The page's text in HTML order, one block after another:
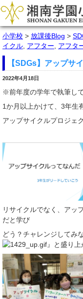
小学校 > 放課後Blog >
イクル アフター アフタ
【SDGs】アップサ
2022年4月18日
※前年度の学年で執筆して
1か月以上かけて、3年生
アップサイクルプロジェ
リサイクルでなく、アッ
だと学び
どう？チャレンジしてみ
』と盛り上